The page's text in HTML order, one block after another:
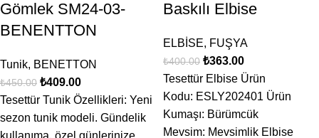
Gömlek SM24-03-
BENENTTON
Tunik, BENETTON
₺450.00 ₺409.00
Tesettür Tunik Özellikleri: Yeni
sezon tunik modeli. Gündelik
kullanıma, özel günlerinize
Baskılı Elbise
ELBİSE, FUŞYA
₺400.00 ₺363.00
Tesettür Elbise Ürün
Kodu: ESLY202401 Ürün
Kumaşı: Bürümcük
Mevsim: Mevsimlik Elbise